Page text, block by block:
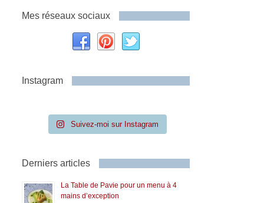
Mes réseaux sociaux
Instagram
Suivez-moi sur Instagram
Derniers articles
La Table de Pavie pour un menu à 4
mains d’exception